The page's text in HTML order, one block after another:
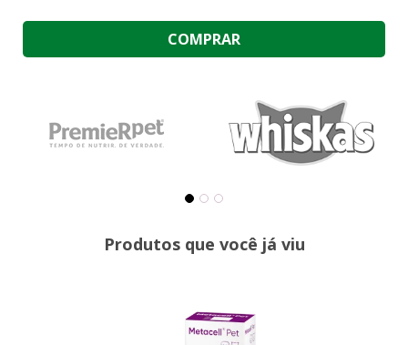
COMPRAR
Produtos que você já viu